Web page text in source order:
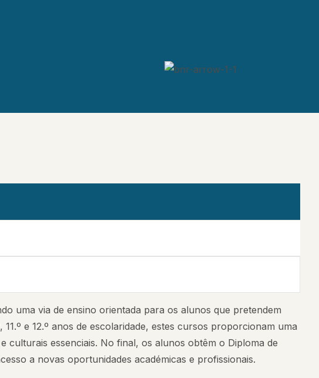
uma via de ensino orientada para os alunos que pretendem
e 12.º anos de escolaridade, estes cursos proporcionam uma
culturais essenciais. No final, os alunos obtêm o Diploma de
a novas oportunidades académicas e profissionais.